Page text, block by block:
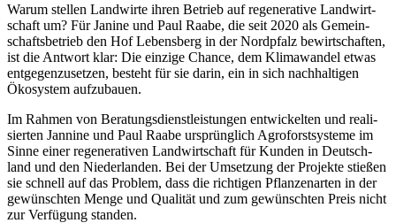
Warum stellen Land­wirte ihren Betrieb auf rege­ne­ra­tive Land­wirt­
schaft um? Für Janine und Paul Raabe, die seit 2020 als Gemein­
schafts­be­trieb den Hof Lebens­berg in der Nord­pfalz bewirt­schaften,
ist die Antwort klar: Die einzige Chance, dem Klima­wandel etwas
entge­gen­zu­setzen, besteht für sie darin, ein in sich nach­hal­tigen
Ökosystem aufzu­bauen.
Im Rahmen von Bera­tungs­dienst­leis­tungen entwi­ckelten und reali­
sierten Jannine und Paul Raabe ursprüng­lich Agro­forst­sys­teme im
Sinne einer rege­ne­ra­tiven Land­wirt­schaft für Kunden in Deutsch­
land und den Nieder­landen. Bei der Umset­zung der Projekte stießen
sie schnell auf das Problem, dass die rich­tigen Pflan­zen­arten in der
gewünschten Menge und Qualität und zum gewünschten Preis nicht
zur Verfü­gung standen.